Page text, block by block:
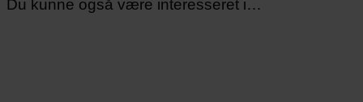
Du kunne også være interesseret i…